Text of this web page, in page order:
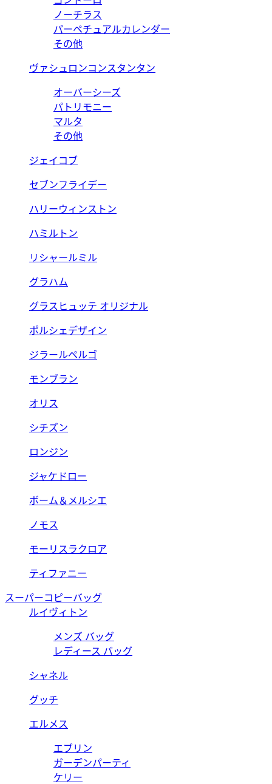
ノーチラス
パーペチュアルカレンダー
その他
ヴァシュロンコンスタンタン
オーバーシーズ
パトリモニー
マルタ
その他
ジェイコブ
セブンフライデー
ハリーウィンストン
ハミルトン
リシャールミル
グラハム
グラスヒュッテ オリジナル
ポルシェデザイン
ジラールペルゴ
モンブラン
オリス
シチズン
ロンジン
ジャケドロー
ボーム＆メルシエ
ノモス
モーリスラクロア
ティファニー
スーパーコピーバッグ
ルイヴィトン
メンズ バッグ
レディース バッグ
シャネル
グッチ
エルメス
エブリン
ガーデンパーティ
ケリー